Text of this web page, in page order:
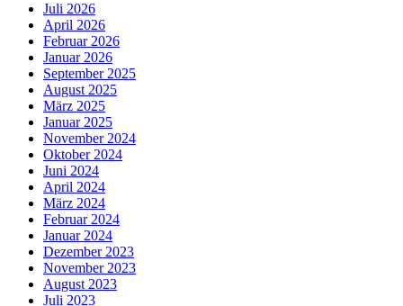
Juli 2026
April 2026
Februar 2026
Januar 2026
September 2025
August 2025
März 2025
Januar 2025
November 2024
Oktober 2024
Juni 2024
April 2024
März 2024
Februar 2024
Januar 2024
Dezember 2023
November 2023
August 2023
Juli 2023